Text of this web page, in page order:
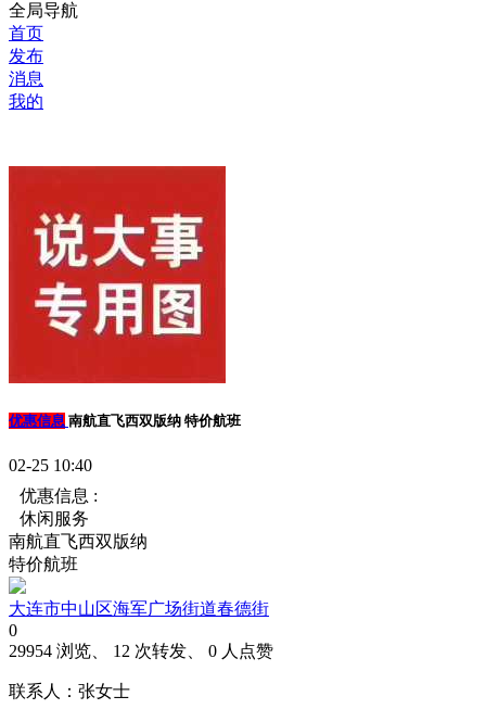
全局导航
首页
发布
消息
我的
优惠信息 南航直飞西双版纳 特价航班
02-25 10:40
优惠信息 :
休闲服务
南航直飞西双版纳
特价航班
大连市中山区海军广场街道春德街
0
29954 浏览、 12 次转发、 0 人点赞
联系人：张女士